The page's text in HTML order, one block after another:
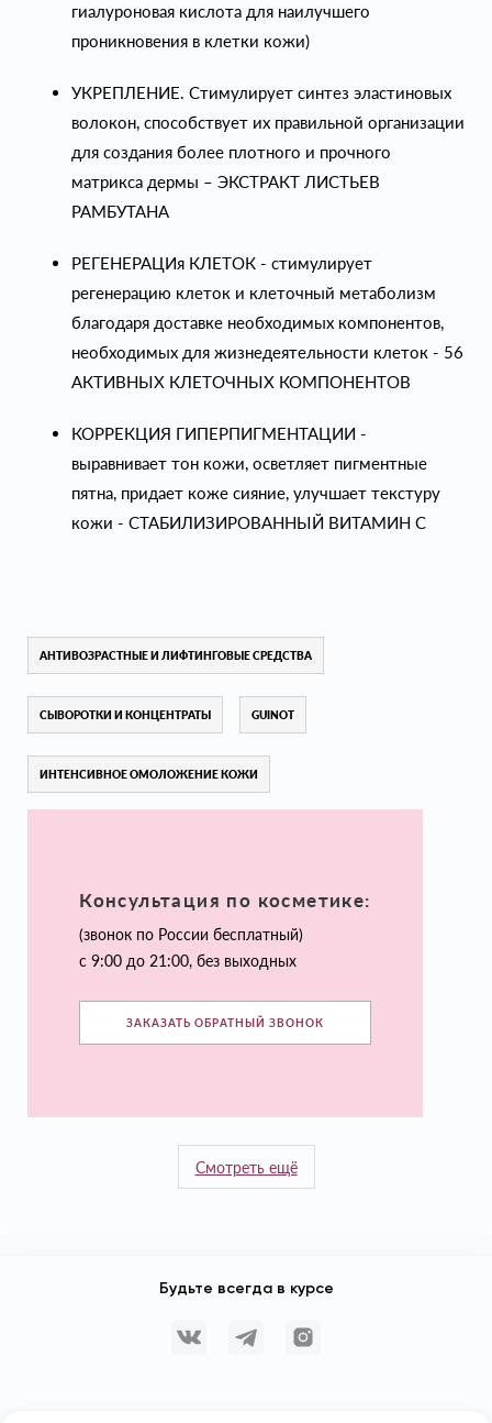
гиалуроновая кислота для наилучшего
проникновения в клетки кожи)
УКРЕПЛЕНИЕ. Стимулирует синтез эластиновых
волокон, способствует их правильной организации
для создания более плотного и прочного
матрикса дермы – ЭКСТРАКТ ЛИСТЬЕВ
РАМБУТАНА
РЕГЕНЕРАЦИя КЛЕТОК - стимулирует
регенерацию клеток и клеточный метаболизм
благодаря доставке необходимых компонентов,
необходимых для жизнедеятельности клеток - 56
АКТИВНЫХ КЛЕТОЧНЫХ КОМПОНЕНТОВ
КОРРЕКЦИЯ ГИПЕРПИГМЕНТАЦИИ -
выравнивает тон кожи, осветляет пигментные
пятна, придает коже сияние, улучшает текстуру
кожи - СТАБИЛИЗИРОВАННЫЙ ВИТАМИН C
АНТИВОЗРАСТНЫЕ И ЛИФТИНГОВЫЕ СРЕДСТВА
СЫВОРОТКИ И КОНЦЕНТРАТЫ GUINOT
ИНТЕНСИВНОЕ ОМОЛОЖЕНИЕ КОЖИ
Консультация по косметике:
(звонок по России бесплатный)
с 9:00 до 21:00, без выходных
ЗАКАЗАТЬ ОБРАТНЫЙ ЗВОНОК
Смотреть ещё
Будьте всегда в курсе